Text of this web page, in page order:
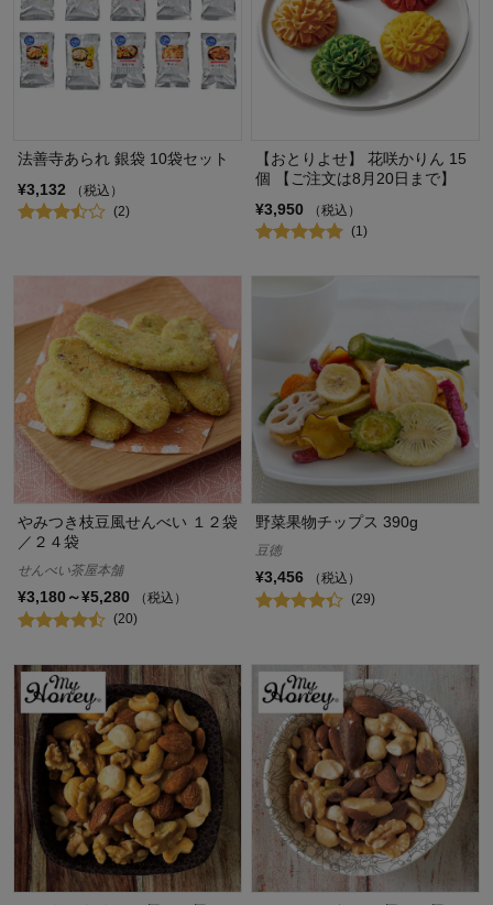
法善寺あられ 銀袋 10袋セット
¥3,132
（税込）
(2)
【おとりよせ】 花咲かりん 15
個 【ご注文は8月20日まで】
¥3,950
（税込）
(1)
やみつき枝豆風せんべい １２袋
／２４袋
せんべい茶屋本舗
¥3,180～¥5,280
（税込）
(20)
野菜果物チップス 390g
豆徳
¥3,456
（税込）
(29)